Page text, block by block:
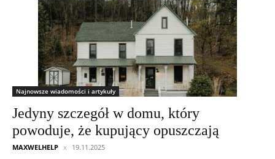
Najnowsze wiadomości i artykuły
Jedyny szczegół w domu, który
powoduje, że kupujący opuszczają
MAXWELHELP 19.11.2025